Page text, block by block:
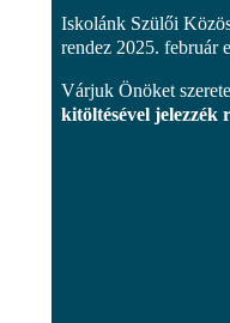
Iskolánk Szülői
rendez 2025. február
Várjuk Önöket
kitöltésével jelezzék